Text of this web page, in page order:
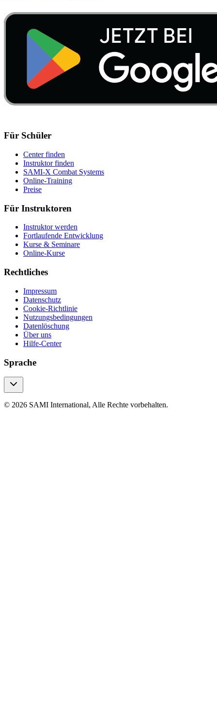
Für Schüler
Center finden
Instruktor finden
SAMI-X Combat Systems
Online-Training
Preise
Für Instruktoren
Instruktor werden
Fortlaufende Entwicklung
Kurse & Seminare
Online-Kurse
Rechtliches
Impressum
Datenschutz
Cookie-Richtlinie
Nutzungsbedingungen
Datenlöschung
Über uns
Hilfe-Center
Sprache
© 2026 SAMI International, Alle Rechte vorbehalten.